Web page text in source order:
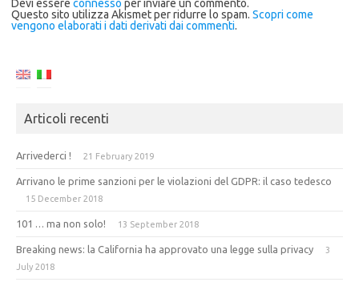
Devi essere connesso per inviare un commento.
Questo sito utilizza Akismet per ridurre lo spam. Scopri come
vengono elaborati i dati derivati dai commenti.
Articoli recenti
Arrivederci ! 21 February 2019
Arrivano le prime sanzioni per le violazioni del GDPR: il caso tedesco
15 December 2018
101 … ma non solo! 13 September 2018
Breaking news: la California ha approvato una legge sulla privacy
3
July 2018